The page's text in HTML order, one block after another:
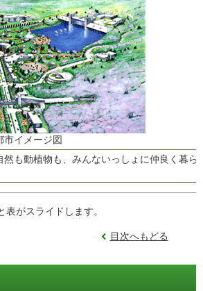
市イメージ図
然も動植物も、みんないっしょに仲良く暮
がスライドします。
目次へもどる